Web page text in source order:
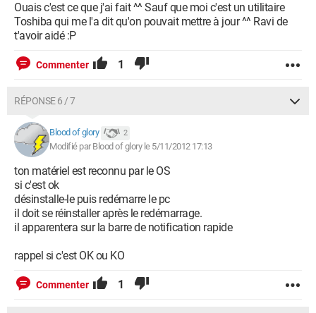
Ouais c'est ce que j'ai fait ^^ Sauf que moi c'est un utilitaire
Toshiba qui me l'a dit qu'on pouvait mettre à jour ^^ Ravi de
t'avoir aidé :P
Commenter 1
RÉPONSE 6 / 7
Blood of glory 2
Modifié par Blood of glory le 5/11/2012 17:13
ton matériel est reconnu par le OS
si c'est ok
désinstalle-le puis redémarre le pc
il doit se réinstaller après le redémarrage.
il apparentera sur la barre de notification rapide
rappel si c'est OK ou KO
Commenter 1